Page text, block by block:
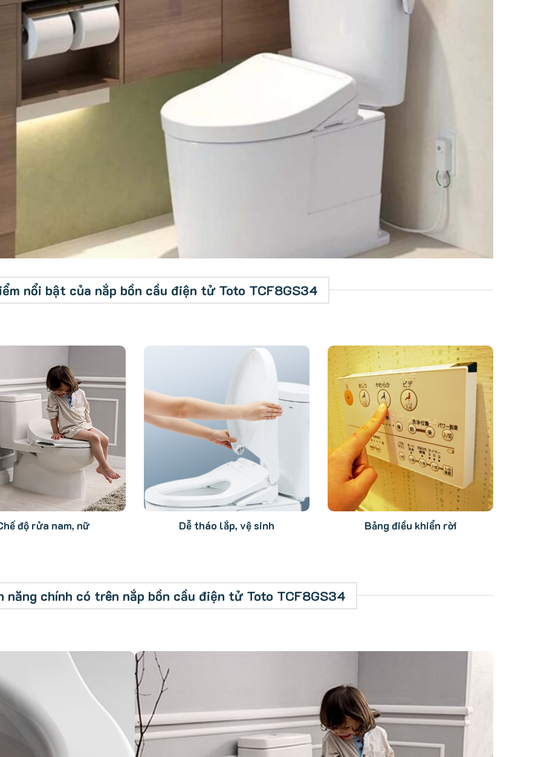
nổi bật của nắp bồn cầu điện tử Toto TCF8GS34
độ rửa nam, nữ Dễ tháo lắp, vệ sinh Bảng điều khiển rời
năng chính có trên nắp bồn cầu điện tử Toto TCF8GS34